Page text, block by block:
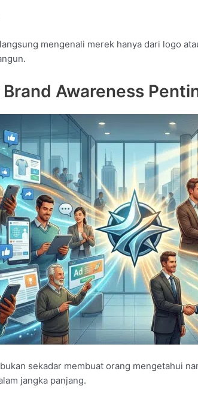
mengenali merek hanya dari logo
Awareness
sekadar membuat orang mengetahui
jangka panjang.